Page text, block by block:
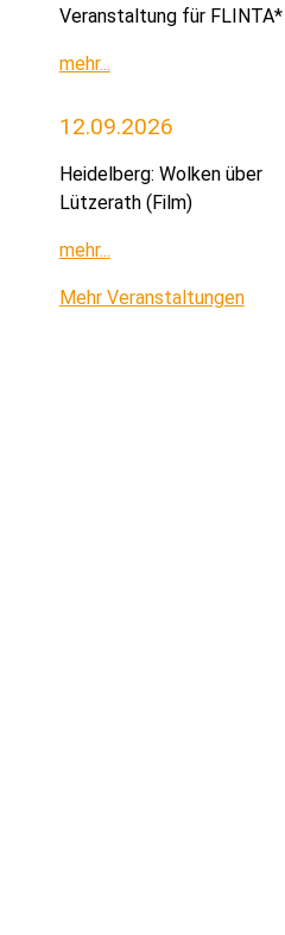
Veranstaltung für FLINTA*
mehr...
12.09.2026
Heidelberg: Wolken über
Lützerath (Film)
mehr...
Mehr Veranstaltungen